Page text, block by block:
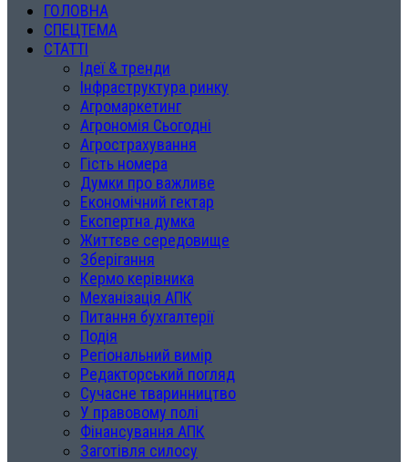
ГОЛОВНА
СПЕЦТЕМА
СТАТТІ
Ідеї & тренди
Інфраструктура ринку
Агромаркетинг
Агрономія Сьогодні
Агрострахування
Гість номера
Думки про важливе
Економічний гектар
Експертна думка
Життєве середовище
Зберігання
Кермо керівника
Механізація АПК
Питання бухгалтерії
Подія
Регіональний вимір
Редакторський погляд
Сучасне тваринництво
У правовому полі
Фінансування АПК
Заготівля силосу